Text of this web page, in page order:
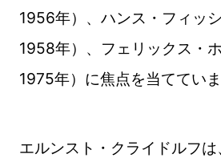
1956年）、ハンス・フィッ
1958年）、フェリックス・
1975年）に焦点を当てていま
エルンスト・クライドルフ